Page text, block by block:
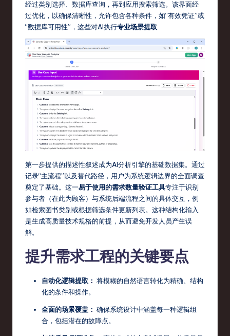
T
in
S
o
ft
w
经过类别选择、数据库查询，再到应用搜索筛选。该界面经
过优化，以确保清晰性，允许包含各种条件，如“有效凭证”或
“数据库可用性”，这些对AI执行专业场景提取
第一步提供的描述性叙述成为AI分析引擎的基础数据集。通过
记录“主流程”以及替代路径，用户为系统逻辑边界的全面调查
奠定了基础。这一易于使用的需求数量验证工具专注于识别
参与者（在此为顾客）与系统后端流程之间的具体交互，例
如检索图书类别或根据筛选条件更新列表。这种结构化输入
是生成高质量技术规格的前提，从而避免开发人员产生误
解。
提升需求工程的关键要点
自动化逻辑提取： 将模糊的自然语言转化为精确、结构
化的条件和操作。
全面的场景覆盖： 确保系统设计中涵盖每一种逻辑组
合，包括潜在的故障点。